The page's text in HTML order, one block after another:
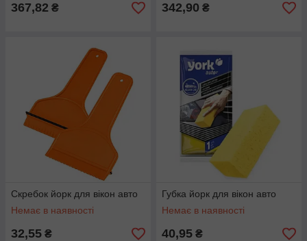
367,82 ₴ 342,90 ₴
Скребок йорк для вікон авто
Немає в наявності
32,55 ₴
Губка йорк для вікон авто
Немає в наявності
40,95 ₴